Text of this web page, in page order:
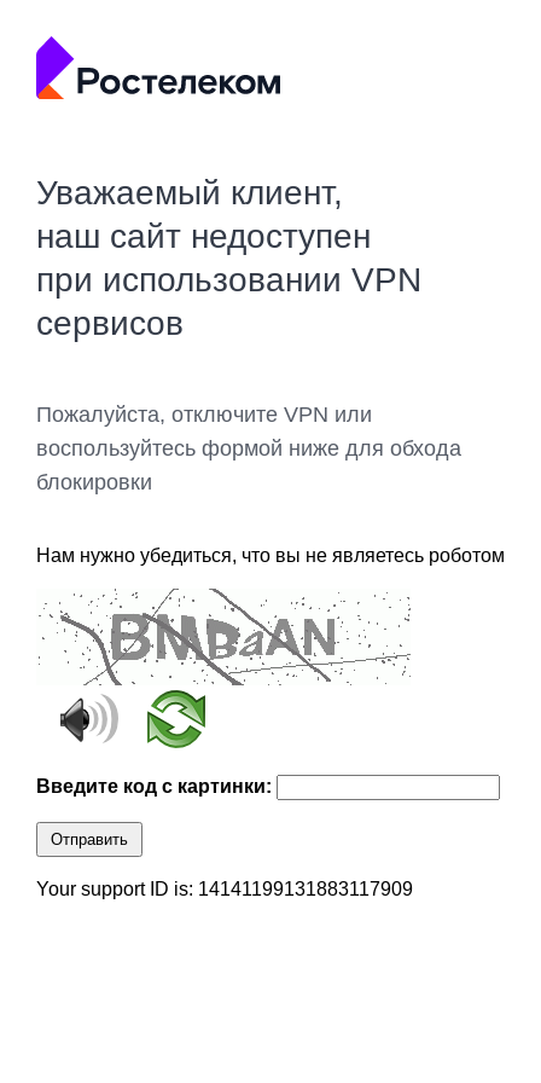
Уважаемый клиент,
наш сайт недоступен
при использовании VPN
сервисов
Пожалуйста, отключите VPN или
воспользуйтесь формой ниже для обхода
блокировки
Нам нужно убедиться, что вы не являетесь роботом
Введите код с картинки:
Отправить
Your support ID is: 14141199131883117909